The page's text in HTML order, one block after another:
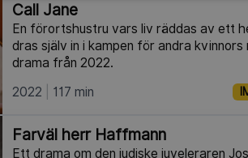
Call Jane
En förortshustru vars liv räddas av ett
dras själv in i kampen för andra
drama från 2022.
2022
117 min
Farväl herr Haffmann
Ett drama om den judiske juveleraren